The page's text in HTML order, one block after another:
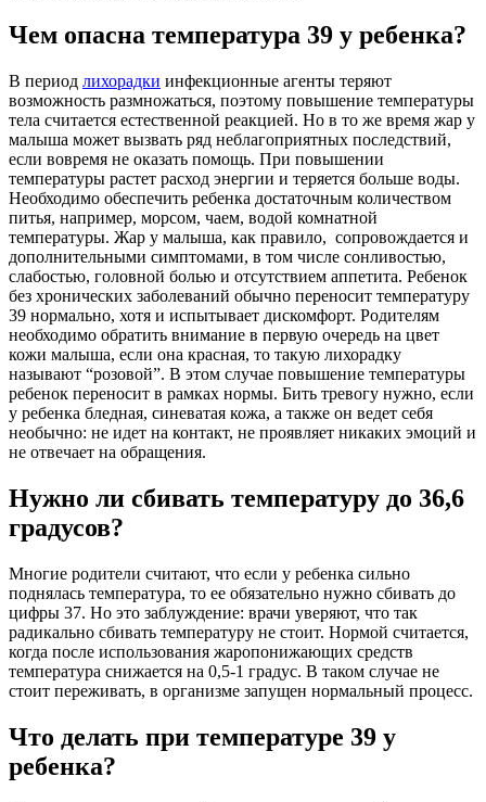
Чем опасна температура 39 у ребенка?
В период лихорадки инфекционные агенты теряют
возможность размножаться, поэтому повышение температуры
тела считается естественной реакцией. Но в то же время жар у
малыша может вызвать ряд неблагоприятных последствий,
если вовремя не оказать помощь. При повышении
температуры растет расход энергии и теряется больше воды.
Необходимо обеспечить ребенка достаточным количеством
питья, например, морсом, чаем, водой комнатной
температуры. Жар у малыша, как правило, сопровождается и
дополнительными симптомами, в том числе сонливостью,
слабостью, головной болью и отсутствием аппетита. Ребенок
без хронических заболеваний обычно переносит температуру
39 нормально, хотя и испытывает дискомфорт. Родителям
необходимо обратить внимание в первую очередь на цвет
кожи малыша, если она красная, то такую лихорадку
называют “розовой”. В этом случае повышение температуры
ребенок переносит в рамках нормы. Бить тревогу нужно, если
у ребенка бледная, синеватая кожа, а также он ведет себя
необычно: не идет на контакт, не проявляет никаких эмоций и
не отвечает на обращения.
Нужно ли сбивать температуру до 36,6
градусов?
Многие родители считают, что если у ребенка сильно
поднялась температура, то ее обязательно нужно сбивать до
цифры 37. Но это заблуждение: врачи уверяют, что так
радикально сбивать температуру не стоит. Нормой считается,
когда после использования жаропонижающих средств
температура снижается на 0,5-1 градус. В таком случае не
стоит переживать, в организме запущен нормальный процесс.
Что делать при температуре 39 у
ребенка?